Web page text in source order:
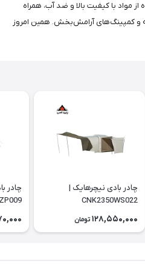
مواد با کیفیت بالا و ضد آب، همراه
و کمپینگ‌های آرامش‌بخش. همین امروز
چادر بادی نیچرهایک |
CNK2350WS022
128,550,000 تومان
چادر